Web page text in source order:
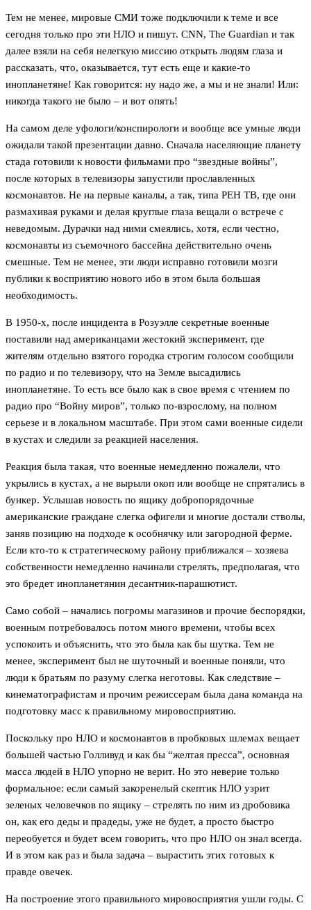
Тем не менее, мировые СМИ тоже подключили к теме и все
сегодня только про эти НЛО и пишут. CNN, The Guardian и так
далее взяли на себя нелегкую миссию открыть людям глаза и
рассказать, что, оказывается, тут есть еще и какие-то
инопланетяне! Как говорится: ну надо же, а мы и не знали! Или:
никогда такого не было – и вот опять!
На самом деле уфологи/конспирологи и вообще все умные люди
ожидали такой презентации давно. Сначала населяющие планету
стада готовили к новости фильмами про “звездные войны”,
после которых в телевизоры запустили прославленных
космонавтов. Не на первые каналы, а так, типа РЕН ТВ, где они
размахивая руками и делая круглые глаза вещали о встрече с
неведомым. Дурачки над ними смеялись, хотя, если честно,
космонавты из съемочного бассейна действительно очень
смешные. Тем не менее, эти люди исправно готовили мозги
публики к восприятию нового ибо в этом была большая
необходимость.
В 1950-х, после инцидента в Розуэлле секретные военные
поставили над американцами жестокий эксперимент, где
жителям отдельно взятого городка строгим голосом сообщили
по радио и по телевизору, что на Земле высадились
инопланетяне. То есть все было как в свое время с чтением по
радио про “Войну миров”, только по-взрослому, на полном
серьезе и в локальном масштабе. При этом сами военные сидели
в кустах и следили за реакцией населения.
Реакция была такая, что военные немедленно пожалели, что
укрылись в кустах, а не вырыли окоп или вообще не спрятались в
бункер. Услышав новость по ящику добропорядочные
американские граждане слегка офигели и многие достали стволы,
заняв позицию на подходе к особнячку или загородной ферме.
Если кто-то к стратегическому району приближался – хозяева
собственности немедленно начинали стрелять, предполагая, что
это бредет инопланетянин десантник-парашютист.
Само собой – начались погромы магазинов и прочие беспорядки,
военным потребовалось потом много времени, чтобы всех
успокоить и объяснить, что это была как бы шутка. Тем не
менее, эксперимент был не шуточный и военные поняли, что
люди к братьям по разуму слегка неготовы. Как следствие –
кинематографистам и прочим режиссерам была дана команда на
подготовку масс к правильному мировосприятию.
Поскольку про НЛО и космонавтов в пробковых шлемах вещает
большей частью Голливуд и как бы “желтая пресса”, основная
масса людей в НЛО упорно не верит. Но это неверие только
формальное: если самый закоренелый скептик НЛО узрит
зеленых человечков по ящику – стрелять по ним из дробовика
он, как его деды и прадеды, уже не будет, а просто быстро
переобуется и будет всем говорить, что про НЛО он знал всегда.
И в этом как раз и была задача – вырастить этих готовых к
правде овечек.
На построение этого правильного мировосприятия ушли годы. С